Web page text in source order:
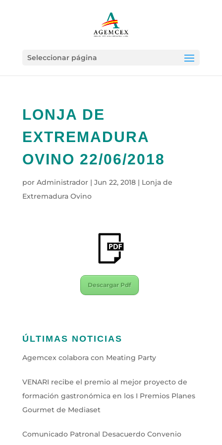
Seleccionar página
LONJA DE
EXTREMADURA
OVINO 22/06/2018
por Administrador| Jun 22, 2018| Lonja de
Extremadura Ovino
Descargar Pdf
ÚLTIMAS NOTICIAS
Agemcex colabora con Meating Party
VENARI recibe el premio al mejor proyecto de
formación gastronómica en los I Premios Planes
Gourmet de Mediaset
Comunicado Patronal Desacuerdo Convenio